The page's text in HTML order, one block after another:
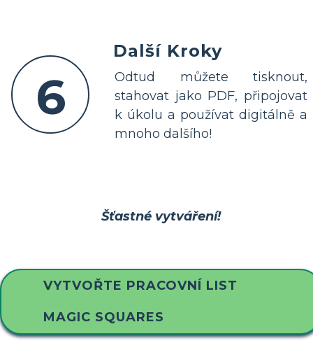
6
Další Kroky
Odtud můžete tisknout,
stahovat jako PDF, připojovat
k úkolu a používat digitálně a
mnoho dalšího!
Šťastné vytváření!
VYTVOŘTE PRACOVNÍ LIST
MAGIC SQUARES